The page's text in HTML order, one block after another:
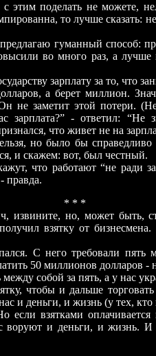
поделать не можете,
то лучше сказать:
гуманный способ:
во много раз, а
зарплату за то, что
а берет миллион.
не заметит этой потери.
зарплата?” - ответил: “Не
что живет не на
но было бы справедливо
и скажем: вот, был честный.
что работают “не ради
правда.
*
но, может быть,
взятку от
С него требовали пять
50 миллионов долларов -
собой за пять, а у нас
чтобы и дальше торговать
и деньги, и жизнь (у тех, кто
взятками оплачивается
воруют и деньги, и жизнь. И